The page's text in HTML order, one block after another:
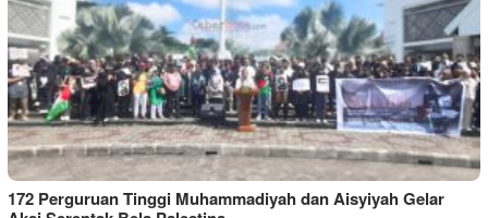
172 Perguruan Tinggi Muhammadiyah dan Aisyiyah Gelar